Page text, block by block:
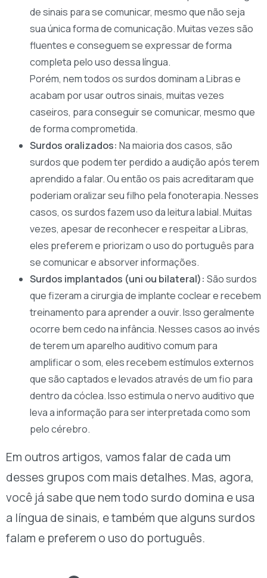
de sinais para se comunicar, mesmo que não seja
sua única forma de comunicação. Muitas vezes são
fluentes e conseguem se expressar de forma
completa pelo uso dessa língua.
Porém, nem todos os surdos dominam a Libras e
acabam por usar outros sinais, muitas vezes
caseiros, para conseguir se comunicar, mesmo que
de forma comprometida.
Surdos oralizados: Na maioria dos casos, são
surdos que podem ter perdido a audição após terem
aprendido a falar. Ou então os pais acreditaram que
poderiam oralizar seu filho pela fonoterapia. Nesses
casos, os surdos fazem uso da leitura labial. Muitas
vezes, apesar de reconhecer e respeitar a Libras,
eles preferem e priorizam o uso do português para
se comunicar e absorver informações.
Surdos implantados (uni ou bilateral): São surdos
que fizeram a cirurgia de implante coclear e recebem
treinamento para aprender a ouvir. Isso geralmente
ocorre bem cedo na infância. Nesses casos ao invés
de terem um aparelho auditivo comum para
amplificar o som, eles recebem estímulos externos
que são captados e levados através de um fio para
dentro da cóclea. Isso estimula o nervo auditivo que
leva a informação para ser interpretada como som
pelo cérebro.
Em outros artigos, vamos falar de cada um
desses grupos com mais detalhes. Mas, agora,
você já sabe que nem todo surdo domina e usa
a língua de sinais, e também que alguns surdos
falam e preferem o uso do português.